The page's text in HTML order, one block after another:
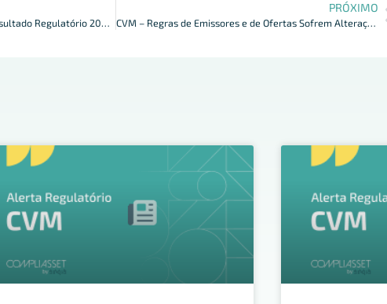
CVM: Agenda de Avaliação de Resultado Regulatório 2023-2026 Divulgada
PRÓXIMO
CVM – Regras de Emissores e de Ofertas Sofrem Alterações Pontuais